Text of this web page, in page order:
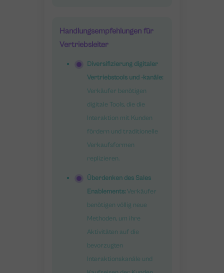
Handlungsempfehlungen für
Vertriebsleiter
Diversifizierung digitaler
Vertriebstools und -kanäle:
Verkäufer benötigen
digitale Tools, die die
Interaktion mit Kunden
fördern und traditionelle
Verkaufsformen
replizieren.
Überdenken des Sales
Enablements:Verkäufer
benötigen völlig neue
Methoden, um ihre
Aktivitäten auf die
bevorzugten
Interaktionskanäle und